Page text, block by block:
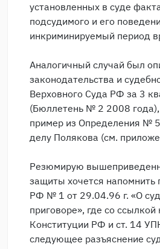
установленных в суде
подсудимого и его
инкриминируемый период
Аналогичный случай был
законодательства и
Верховного Суда РФ за 3
(Бюллетень № 2 2008 года),
пример из Определения №
делу Полякова (см.
Резюмирую
защиты хочется
РФ № 1 от 29.04.96 г. «О
приговоре», где со ссылкой
Конституции РФ и ст. 14
следующее разъяснение